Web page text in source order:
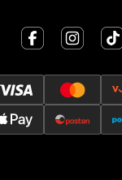
- Thon
2010 Strømmen
10-21